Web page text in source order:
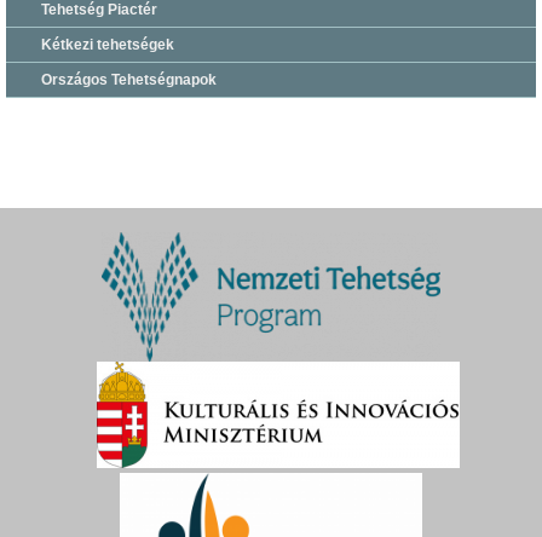
Tehetség Piactér
Kétkezi tehetségek
Országos Tehetségnapok